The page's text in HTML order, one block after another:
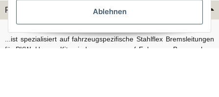
Ablehnen
Flex-Hydraulik...
...ist spezialisiert auf fahrzeugspezifische Stahlflex Bremsleitungen
für PKW. Unsere Kits sind passgenau auf Fahrzeug, Bremsanlage